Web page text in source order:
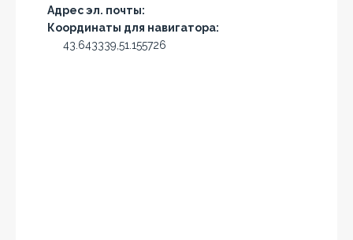
Адрес эл. почты:
Координаты для навигатора:
43.643339,51.155726